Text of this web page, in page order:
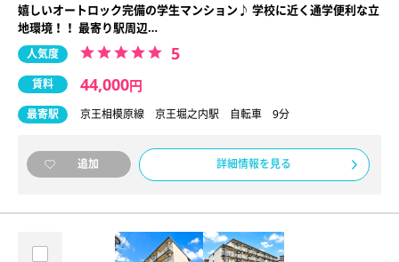
嬉しいオートロック完備の学生マンション♪ 学校に近く通学便利な立
地環境！！ 最寄り駅周辺…
人気度 5
賃料 44,000円
最寄駅 京王相模原線 京王堀之内駅 自転車 9分
追加 詳細情報を見る